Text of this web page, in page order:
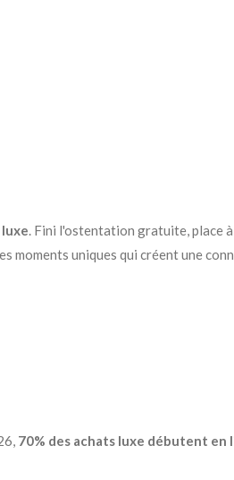
. Fini l'ostentation gratuite, place
moments uniques qui créent une
70% des achats luxe débutent en